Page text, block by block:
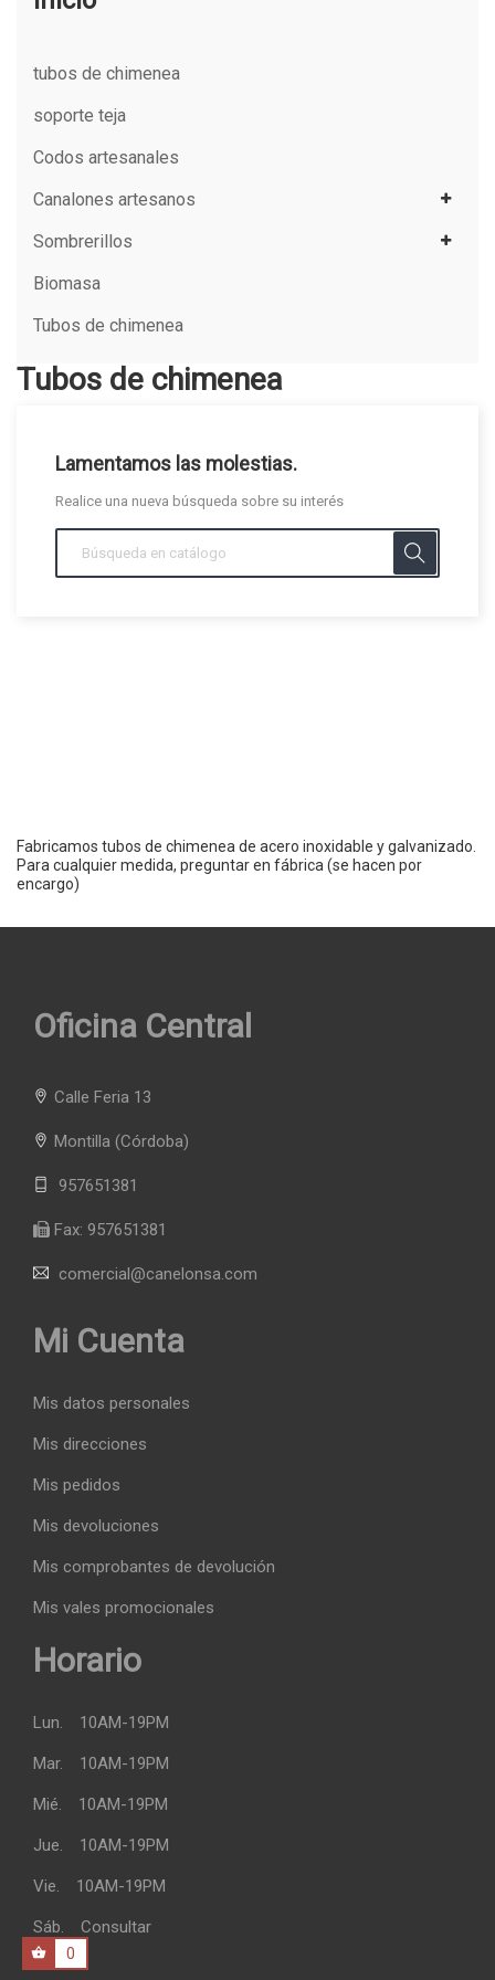
tubos de chimenea
soporte teja
Codos artesanales
Canalones artesanos
Sombrerillos
Biomasa
Tubos de chimenea
Tubos de chimenea
Lamentamos las molestias.
Realice una nueva búsqueda sobre su interés
Fabricamos tubos de chimenea de acero inoxidable y galvanizado.
Para cualquier medida, preguntar en fábrica (se hacen por
encargo)
Oficina Central
Calle Feria 13
Montilla (Córdoba)
957651381
Fax: 957651381
comercial@canelonsa.com
Mi Cuenta
Mis datos personales
Mis direcciones
Mis pedidos
Mis devoluciones
Mis comprobantes de devolución
Mis vales promocionales
Horario
Lun. 10AM-19PM
Mar. 10AM-19PM
Mié. 10AM-19PM
Jue. 10AM-19PM
Vie. 10AM-19PM
Sáb. Consultar
0